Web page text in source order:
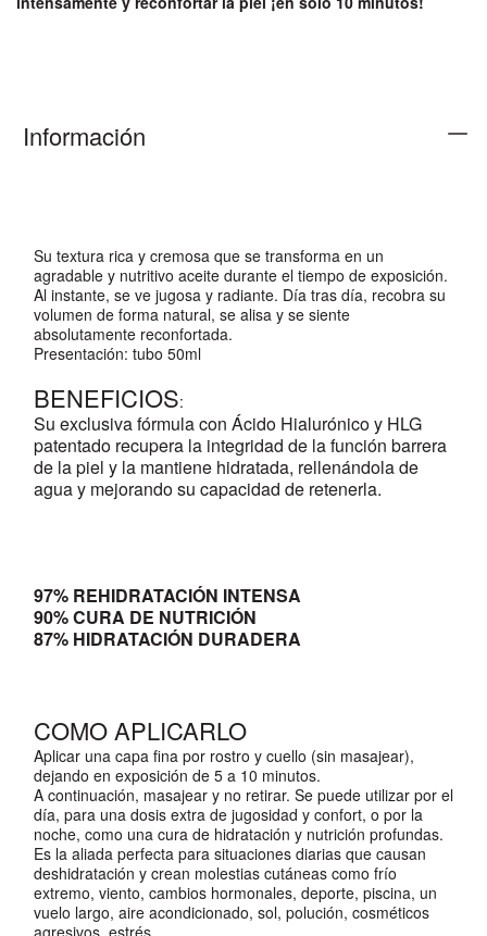
Información
Su textura rica y cremosa que se transforma en un
agradable y nutritivo aceite durante el tiempo de exposición.
Al instante, se ve jugosa y radiante. Día tras día, recobra su
volumen de forma natural, se alisa y se siente
absolutamente reconfortada.
Presentación: tubo 50ml
BENEFICIOS:
Su exclusiva fórmula con Ácido Hialurónico y HLG
patentado recupera la integridad de la función barrera
de la piel y la mantiene hidratada, rellenándola de
agua y mejorando su capacidad de retenerla.
97% REHIDRATACIÓN INTENSA
90% CURA DE NUTRICIÓN
87% HIDRATACIÓN DURADERA
COMO APLICARLO
Aplicar una capa fina por rostro y cuello (sin masajear),
dejando en exposición de 5 a 10 minutos.
A continuación, masajear y no retirar. Se puede utilizar por el
día, para una dosis extra de jugosidad y confort, o por la
noche, como una cura de hidratación y nutrición profundas.
Es la aliada perfecta para situaciones diarias que causan
deshidratación y crean molestias cutáneas como frío
extremo, viento, cambios hormonales, deporte, piscina, un
vuelo largo, aire acondicionado, sol, polución, cosméticos